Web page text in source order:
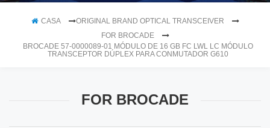
CASA
ORIGINAL BRAND OPTICAL TRANSCEIVER
FOR BROCADE
BROCADE 57-0000089-01 MÓDULO DE 16 GB FC LWL LC MÓDULO
TRANSCEPTOR DÚPLEX PARA CONMUTADOR G610
FOR BROCADE